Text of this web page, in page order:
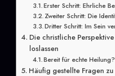
Erster Schritt: Ehrliche
Zweiter Schritt: Die
Dritter Schritt: Im Sein
Die christliche
loslassen
Bereit für echte Heilung?
Häufig gestellte Fragen